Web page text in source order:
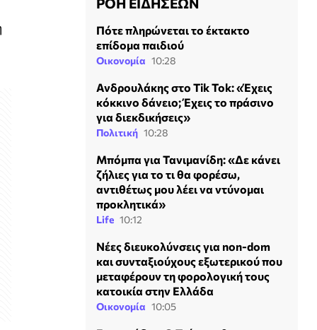
Πότε πληρώνεται το έκτακτο
επίδομα παιδιού
Οικονομία 10:28
Ανδρουλάκης στο Tik Tok: «Έχεις
κόκκινο δάνειο; Έχεις το πράσινο
για διεκδικήσεις»
Πολιτική 10:28
Μπόμπα για Τανιμανίδη: «Δε κάνει
ζήλιες για το τι θα φορέσω,
αντιθέτως μου λέει να ντύνομαι
προκλητικά»
Life 10:12
Νέες διευκολύνσεις για non-dom
και συνταξιούχους εξωτερικού που
μεταφέρουν τη φορολογική τους
κατοικία στην Ελλάδα
Οικονομία 10:05